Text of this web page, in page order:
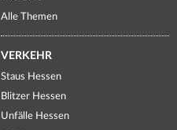
Alle Themen
VERKEHR
Staus Hessen
Blitzer Hessen
Unfälle Hessen